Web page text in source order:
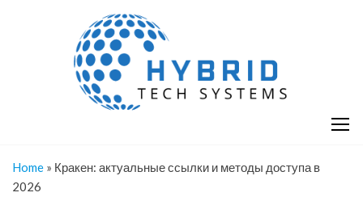
Home » Кракен: актуальные ссылки и методы доступа в
2026